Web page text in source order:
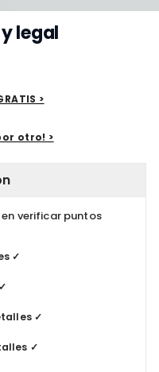
legal
>
otro! >
verificar puntos
✓
✓
✓